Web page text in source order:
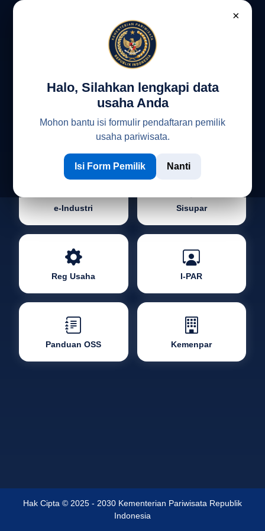
Kementerian Pariwisata Republik Indonesia
Portal
Industri Pariwisata Indonesia
e-Industri Sisupar
Reg Usaha I-PAR
Panduan OSS Kemenpar
Hak Cipta © 2025 - 2030 Kementerian Pariwisata Republik
Indonesia
×
Halo, Silahkan lengkapi data
usaha Anda
Mohon bantu isi formulir pendaftaran pemilik
usaha pariwisata.
Isi Form Pemilik Nanti